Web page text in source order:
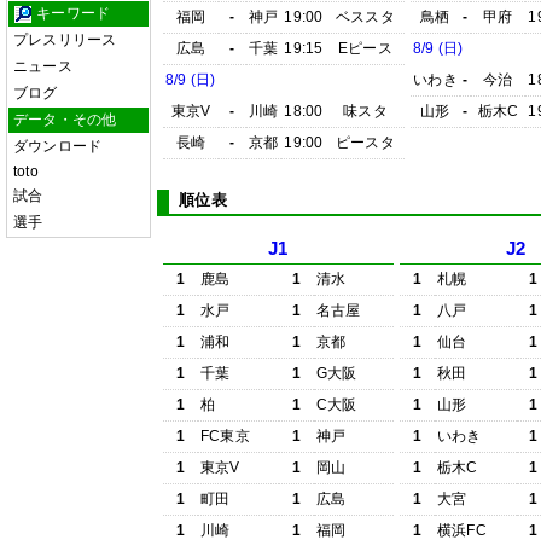
キーワード
プレスリリース
ニュース
ブログ
データ・その他
ダウンロード
toto
試合
選手
福岡
- 神戸 19:00
ベススタ
広島
- 千葉 19:15
Eピース
8/9 (日)
東京V
- 川崎 18:00
味スタ
長崎
- 京都 19:00 ピースタ
鳥栖
- 甲府
8/9 (日)
いわき - 今治
山形
- 栃木C
順位表
J1
1 鹿島 1
清水
1
水戸 1
名古屋
1
浦和 1
京都
1
千葉 1
G大阪
1
柏 1
C大阪
1
FC東京 1
神戸
1
東京V 1
岡山
1
町田 1
広島
1
川崎 1
福岡
J2
1 札幌
1
1
八戸
1
1
仙台
1
1
秋田
1
1
山形
1
1
いわき
1
1
栃木C
1
1
大宮
1
1
横浜FC
1